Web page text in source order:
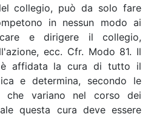
collegio, può da solo fare
in nessun modo ai
e dirigere il collegio,
ecc. Cfr. Modo 81. Il
è affidata la cura di tutto il
e determina, secondo le
che variano nel corso dei
questa cura deve essere